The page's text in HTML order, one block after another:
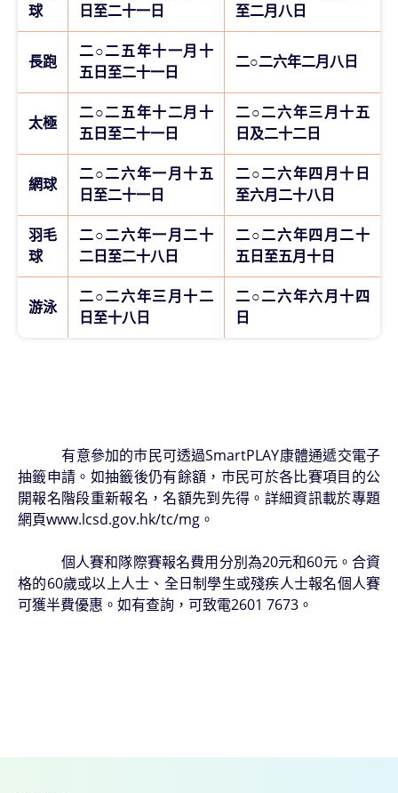
球
日至二十一日
至二月八日
長跑
二○二五年十一月十
五日至二十一日
二○二六年二月八日
太極
二○二五年十二月十
五日至二十一日
二○二六年三月十五
日及二十二日
網球
二○二六年一月十五
日至二十一日
二○二六年四月十日
至六月二十八日
羽毛
球
二○二六年一月二十
二日至二十八日
二○二六年四月二十
五日至五月十日
游泳
二○二六年三月十二
日至十八日
二○二六年六月十四
日
有意參加的巿民可透過SmartPLAY康體通遞交電子
抽籤申請。如抽籤後仍有餘額，巿民可於各比賽項目的公
開報名階段重新報名，名額先到先得。詳細資訊載於專題
網頁www.lcsd.gov.hk/tc/mg 。
個人賽和隊際賽報名費用分別為20元和60元。合資
格的60歲或以上人士、全日制學生或殘疾人士報名個人賽
可獲半費優惠。如有查詢，可致電2601 7673。